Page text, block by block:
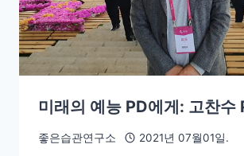
미래의 예능 PD에게: 고찬수
좋은습관연구소 2021년 07월01일.